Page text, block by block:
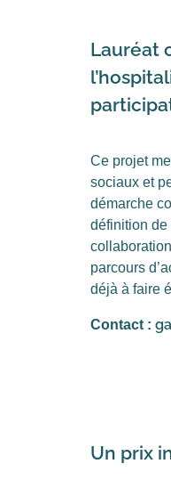
Lauréat
Ce projet
sociaux et
démarche
définition de
parcours
déjà à faire
Contact :
Un prix